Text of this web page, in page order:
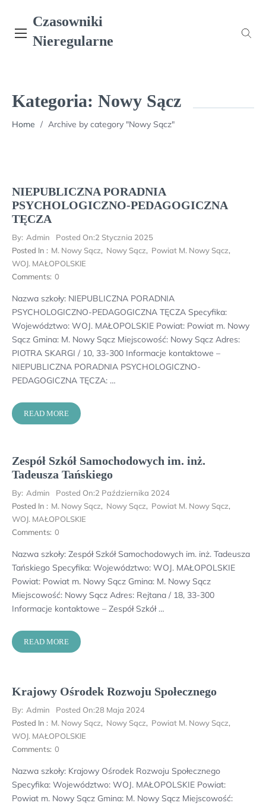
content
Czasowniki
Nieregularne
Kategoria: Nowy Sącz
Home / Archive by category "Nowy Sącz"
NIEPUBLICZNA PORADNIA
PSYCHOLOGICZNO-PEDAGOGICZNA
TĘCZA
By: Admin Posted On:2 Stycznia 2025
Posted In : M. Nowy Sącz, Nowy Sącz, Powiat M. Nowy Sącz,
WOJ. MAŁOPOLSKIE
Comments: 0
Nazwa szkoły: NIEPUBLICZNA PORADNIA
PSYCHOLOGICZNO-PEDAGOGICZNA TĘCZA Specyfika:
Województwo: WOJ. MAŁOPOLSKIE Powiat: Powiat m. Nowy
Sącz Gmina: M. Nowy Sącz Miejscowość: Nowy Sącz Adres:
PIOTRA SKARGI / 10, 33-300 Informacje kontaktowe –
NIEPUBLICZNA PORADNIA PSYCHOLOGICZNO-
PEDAGOGICZNA TĘCZA: …
READ MORE
Zespół Szkół Samochodowych im. inż.
Tadeusza Tańskiego
By: Admin Posted On:2 Października 2024
Posted In : M. Nowy Sącz, Nowy Sącz, Powiat M. Nowy Sącz,
WOJ. MAŁOPOLSKIE
Comments: 0
Nazwa szkoły: Zespół Szkół Samochodowych im. inż. Tadeusza
Tańskiego Specyfika: Województwo: WOJ. MAŁOPOLSKIE
Powiat: Powiat m. Nowy Sącz Gmina: M. Nowy Sącz
Miejscowość: Nowy Sącz Adres: Rejtana / 18, 33-300
Informacje kontaktowe – Zespół Szkół …
READ MORE
Krajowy Ośrodek Rozwoju Społecznego
By: Admin Posted On:28 Maja 2024
Posted In : M. Nowy Sącz, Nowy Sącz, Powiat M. Nowy Sącz,
WOJ. MAŁOPOLSKIE
Comments: 0
Nazwa szkoły: Krajowy Ośrodek Rozwoju Społecznego
Specyfika: Województwo: WOJ. MAŁOPOLSKIE Powiat:
Powiat m. Nowy Sącz Gmina: M. Nowy Sącz Miejscowość: